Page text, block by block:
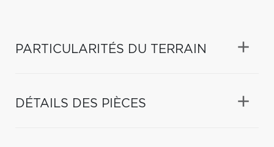
PARTICULARITÉS DU TERRAIN
DÉTAILS DES PIÈCES